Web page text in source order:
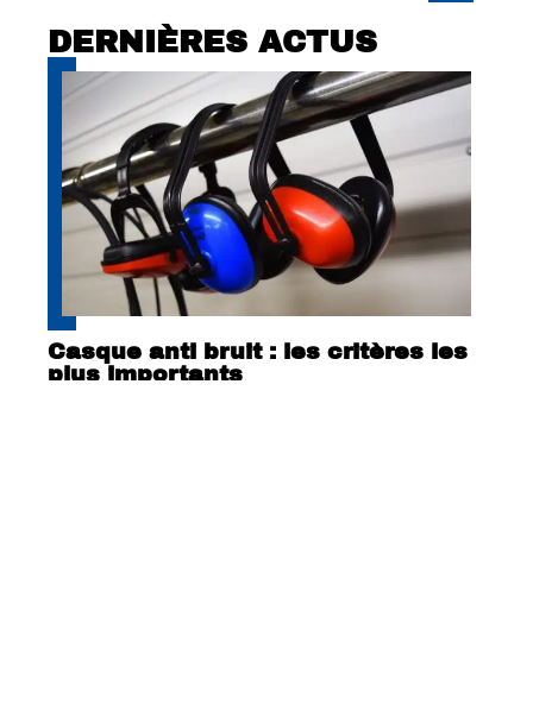
DERNIÈRES ACTUS
Casque anti bruit : les critères les
plus importants